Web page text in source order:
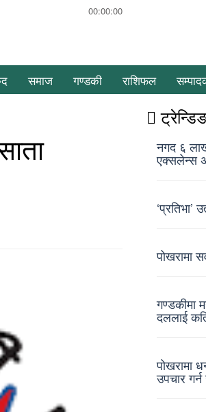
00:00:00
समाज गण्डकी राशिफल
नगद ६
एक्सलेन्स
‘प्रतिभा’
पोखरामा
गण्डकीमा
दललाई
पोखरामा
उपचार